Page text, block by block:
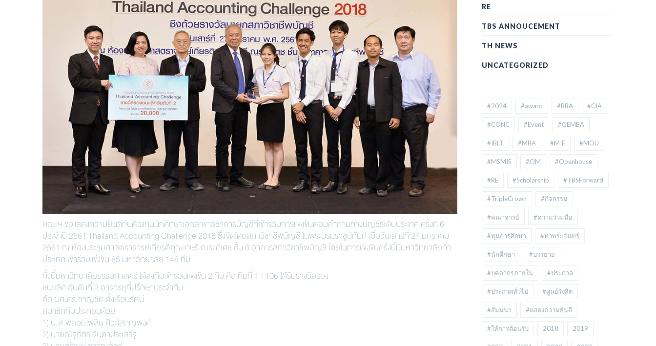
คณะฯ ขอแสดงความยินดีกับตัวแทนนักศึกษาเอกสาขาวิชาการบัญชีที่เข้าร่วมการแข่งขันตอบคำถามทางบัญชีระดับประเทศ ครั้งที่ 6
ประจำปี 2561 Thailand Accounting Challenge 2018 ซึ่งจัดโดยสภาวิชาชีพบัญชี ในพระบรมราชูปถัมถ์ เมื่อวันเสาร์ที่ 27 มกราคม
2561 ณ ห้องประชุมศาสตราจารย์เกียรติคุณเกษรี ณรงค์เดช ชั้น 6 อาคารสภาวิชาชีพบัญชี โดยในการแข่งขันครั้งนี้มีมหาวิทยาลัยทั่ว
ประเทศ เข้าร่วมแข่งขัน 85 มหาวิทยาลัย 148 ทีม
ทั้งนี้มหาวิทยาลัยธรรมศาสตร์ ได้ส่งทีมเข้าร่วมแข่งขัน 2 ทีม คือ ทีมที่ 1 T106 ได้รับรางวัลรอง
ชนะเลิศ อันดับที่ 2 อาจารยฺที่ปรึกษาประจำทีม
คือ ผศ.ดร.ชาญชัย ตั้งเรือนรัตน์
สมาชิกทีมประกอบด้วย
1) น.ส.พลอยไพลิน ศิวะโสภณพงศ์
2) นายณัฐภัทร จินดาประเสริฐ
RE
TBS ANNOUCEMENT
TH NEWS
UNCATEGORIZED
#2024 #award #BBA #CIA
#CONC #Event #GEMBA
#IBLT #MBA #MIF #MOU
#MSMIS #OM #Openhouse
#RE #Scholarship #TBSForward
#TripleCrown #กิจกรรม
#คณาจารย์ #ความร่วมมือ
#ทุนการศึกษา #ท่าพระจันทร์
#นักศึกษา #บรรยาย
#บุคลากรภายใน #ประกวด
#ประกาศทั่วไป #ศูนย์รังสิต
#สัมมนา #แสดงความยินดี
#ให้การต้อนรับ 2018 2019